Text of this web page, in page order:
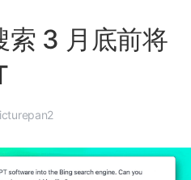
索 3 月底前将